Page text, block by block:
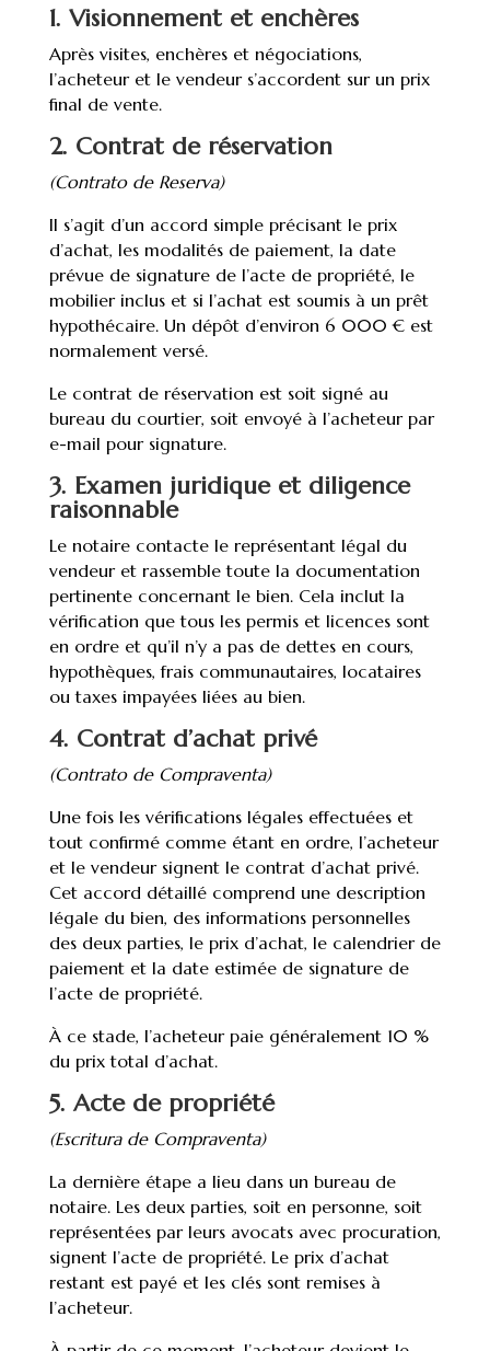
1. Visionnement et enchères
Après visites, enchères et négociations,
l’acheteur et le vendeur s’accordent sur un prix
final de vente.
2. Contrat de réservation
(Contrato de Reserva)
Il s’agit d’un accord simple précisant le prix
d’achat, les modalités de paiement, la date
prévue de signature de l’acte de propriété, le
mobilier inclus et si l’achat est soumis à un prêt
hypothécaire. Un dépôt d’environ 6 000 € est
normalement versé.
Le contrat de réservation est soit signé au
bureau du courtier, soit envoyé à l’acheteur par
e-mail pour signature.
3. Examen juridique et diligence
raisonnable
Le notaire contacte le représentant légal du
vendeur et rassemble toute la documentation
pertinente concernant le bien. Cela inclut la
vérification que tous les permis et licences sont
en ordre et qu’il n’y a pas de dettes en cours,
hypothèques, frais communautaires, locataires
ou taxes impayées liées au bien.
4. Contrat d’achat privé
(Contrato de Compraventa)
Une fois les vérifications légales effectuées et
tout confirmé comme étant en ordre, l’acheteur
et le vendeur signent le contrat d’achat privé.
Cet accord détaillé comprend une description
légale du bien, des informations personnelles
des deux parties, le prix d’achat, le calendrier de
paiement et la date estimée de signature de
l’acte de propriété.
À ce stade, l’acheteur paie généralement 10 %
du prix total d’achat.
5. Acte de propriété
(Escritura de Compraventa)
La dernière étape a lieu dans un bureau de
notaire. Les deux parties, soit en personne, soit
représentées par leurs avocats avec procuration,
signent l’acte de propriété. Le prix d’achat
restant est payé et les clés sont remises à
l’acheteur.